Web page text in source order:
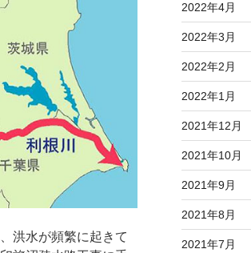
洪水が頻繁に起きて
2022年4月
2022年3月
2022年2月
2022年1月
2021年12月
2021年10月
2021年9月
2021年8月
2021年7月